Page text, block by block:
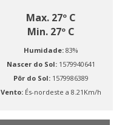
Max. 27º C
Min. 27º C
Humidade: 83%
Nascer do Sol: 1579940641
Pôr do Sol: 1579986389
Vento: És-nordeste a 8.21Km/h